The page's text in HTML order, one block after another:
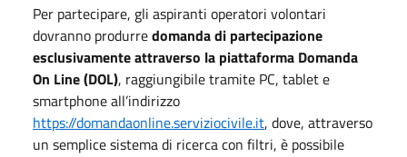
Per partecipare, gli aspiranti operatori volontari
dovranno produrredomanda di partecipazione
esclusivamente attraverso la piattaforma Domanda
On Line (DOL), raggiungibile tramite PC, tablet e
smartphone all’indirizzo
https://domandaonline.serviziocivile.it, dove, attraverso
un semplice sistema di ricerca con filtri, è possibile